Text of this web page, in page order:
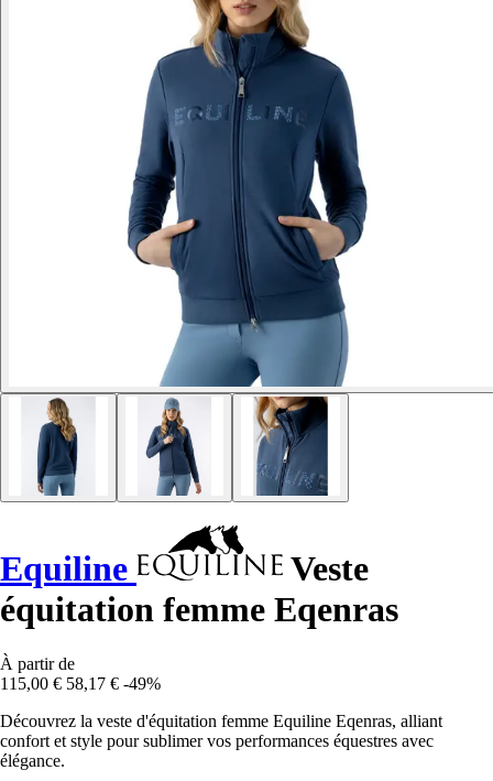
Equiline
Veste
équitation femme Eqenras
À partir de
115,00 € 58,17 € -49%
Découvrez la veste d'équitation femme Equiline Eqenras, alliant
confort et style pour sublimer vos performances équestres avec
élégance.